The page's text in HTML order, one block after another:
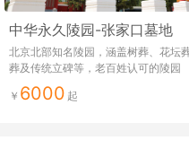
中华永久陵园-张家口墓地
北京北部知名陵园，涵盖树葬、花坛
葬及传统立碑等，老百姓认可的陵园
6000